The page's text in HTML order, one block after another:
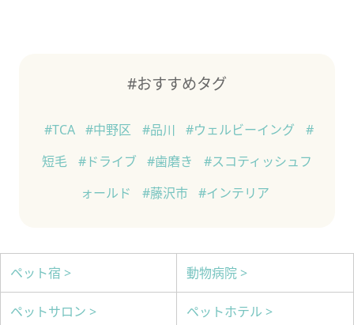
#おすすめタグ
#TCA #中野区 #品川 #ウェルビーイング
#
短毛
#ドライブ #歯磨き
#スコティッシュフ
ォールド
#藤沢市 #インテリア
ペット宿 > 動物病院 >
ペットサロン > ペットホテル >